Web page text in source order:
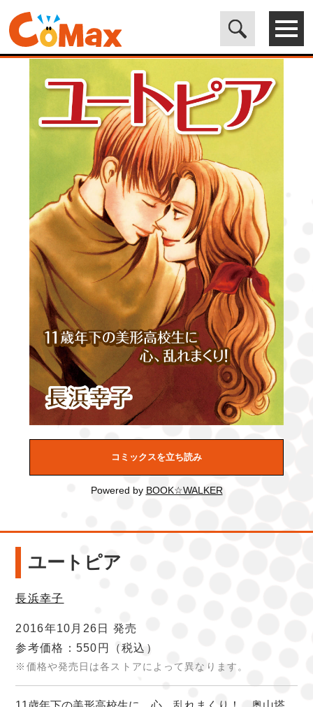
電子書籍マンガ CoMax(コマックス)公式サイト - 株式会社ICE>
LEGEND> ユートピア
コミックスを立ち読み
Powered by BOOK☆WALKER
ユートピア
長浜幸子
2016年10月26日 発売
参考価格：550円
（税込）
※価格や発売日は各ストアによって異なります。